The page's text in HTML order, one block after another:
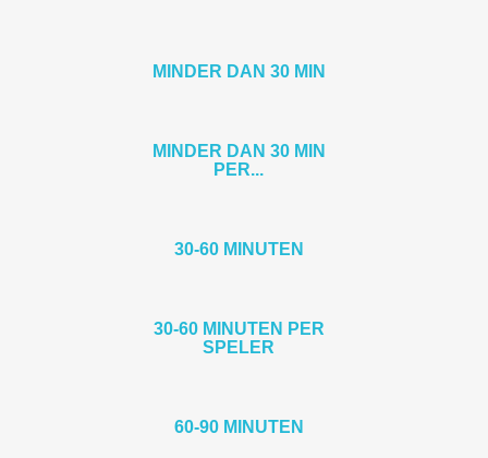
MINDER DAN 30 MIN
MINDER DAN 30 MIN
PER...
30-60 MINUTEN
30-60 MINUTEN PER
SPELER
60-90 MINUTEN